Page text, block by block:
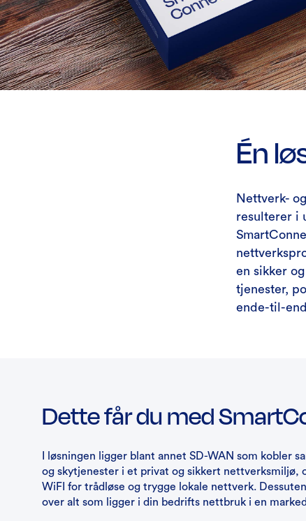
Én
Nettverk-
resulterer i
en sikker
tjenester,
ende-til-
Dette får du med
I løsningen ligger blant annet SD-WAN som kobler
og skytjenester i et privat og sikkert nettverksmiljø,
WiFI for trådløse og trygge lokale nettverk.
over alt som ligger i din bedrifts nettbruk i en